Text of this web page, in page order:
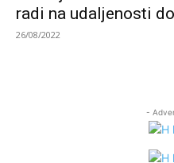
radi na udaljenosti
26/08/2022
-